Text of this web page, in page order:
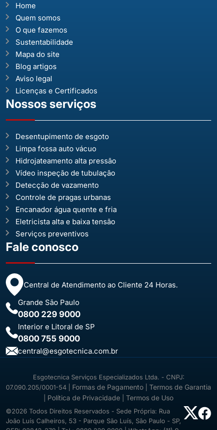
Home
Quem somos
O que fazemos
Sustentabilidade
Mapa do site
Blog artigos
Aviso legal
Licenças e Certificados
Nossos serviços
Desentupimento de esgoto
Limpa fossa auto vácuo
Hidrojateamento alta pressão
Vídeo inspeção de tubulação
Detecção de vazamento
Controle de pragas urbanas
Encanador água quente e fria
Eletricista alta e baixa tensão
Serviços preventivos
Fale conosco
Central de Atendimento ao Cliente 24 Horas.
Grande São Paulo
0800 229 9000
Interior e Litoral de SP
0800 755 9000
central@esgotecnica.com.br
Esgotecnica Serviços Especializados Ltda. - CNPJ:
07.090.205/0001-54 | Formas de Pagamento Termos de Garantia
Política de Privacidade Termos de Uso
©2026 Todos Direitos Reservados - Sede Própria: Rua
João Luís Calheiros, 53 - Parque São Luís, São Paulo - SP,